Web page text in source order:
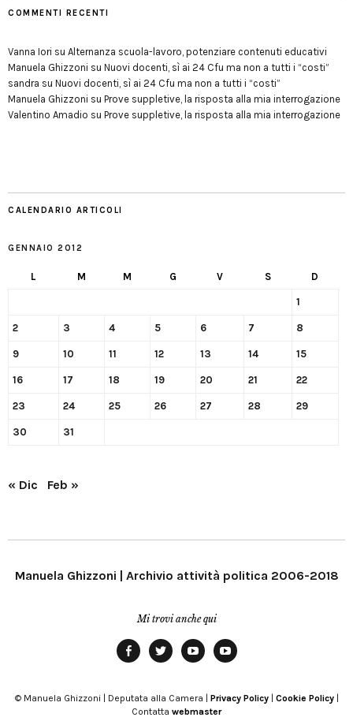
COMMENTI RECENTI
Vanna Iori su Alternanza scuola-lavoro, potenziare contenuti educativi
Manuela Ghizzoni su Nuovi docenti, sì ai 24 Cfu ma non a tutti i “costi”
sandra su Nuovi docenti, sì ai 24 Cfu ma non a tutti i “costi”
Manuela Ghizzoni su Prove suppletive, la risposta alla mia interrogazione
Valentino Amadio su Prove suppletive, la risposta alla mia interrogazione
CALENDARIO ARTICOLI
GENNAIO 2012
L M M G V S D
1
2 3 4 5 6 7 8
9 10 11 12 13 14 15
16 17 18 19 20 21 22
23 24 25 26 27 28 29
30 31
« Dic Feb »
Manuela Ghizzoni | Archivio attività politica 2006-2018
Mi trovi anche qui
Modena
© Manuela Ghizzoni | Deputata alla Camera | Privacy Policy| Cookie Policy|
Contatta webmaster